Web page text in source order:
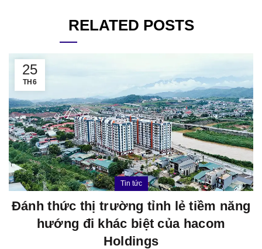
RELATED POSTS
25
TH6
Tin tức
Đánh thức thị trường tỉnh lẻ tiềm năng
hướng đi khác biệt của hacom
Holdings